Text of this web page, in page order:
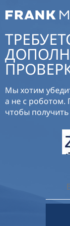
Мы хотим
а не с роботом.
чтобы получить